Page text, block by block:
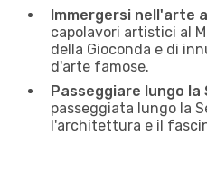
Immergersi nell'arte
capolavori artistici al
della Gioconda e di
d'arte famose.
Passeggiare lungo la
passeggiata lungo la
l'architettura e il